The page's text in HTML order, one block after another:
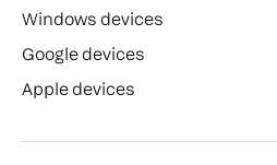
Windows devices
Google devices
Apple devices